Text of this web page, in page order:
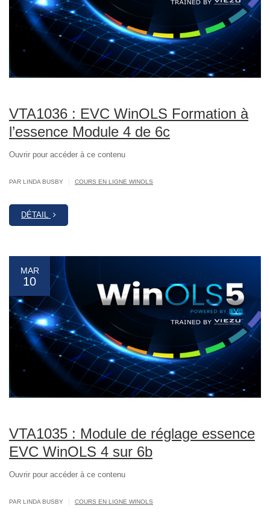
VTA1036 : EVC WinOLS Formation à
l’essence Module 4 de 6c
Ouvrir pour accéder à ce contenu
PAR LINDA BUSBY COURS EN LIGNE WINOLS
DÉTAIL
MAR
10
VTA1035 : Module de réglage essence
EVC WinOLS 4 sur 6b
Ouvrir pour accéder à ce contenu
PAR LINDA BUSBY COURS EN LIGNE WINOLS